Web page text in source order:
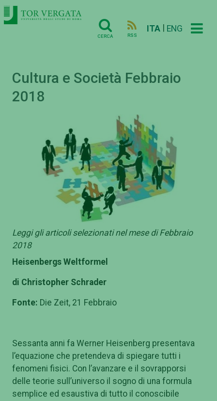
CERCA RSS
ITA ENG
Cultura e Società Febbraio
2018
Leggi gli articoli selezionati nel mese di Febbraio
2018
Heisenbergs Weltformel
di Christopher Schrader
Fonte: Die Zeit, 21 Febbraio
Sessanta anni fa Werner Heisenberg presentava
l’equazione che pretendeva di spiegare tutti i
fenomeni fisici. Con l’avanzare e il sovrapporsi
delle teorie sull’universo il sogno di una formula
semplice ed esaustiva di tutto il conoscibile